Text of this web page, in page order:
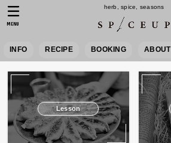
herb, spice, seasons
INFO RECIPE BOOKING ABOUT
MENU
Lesson